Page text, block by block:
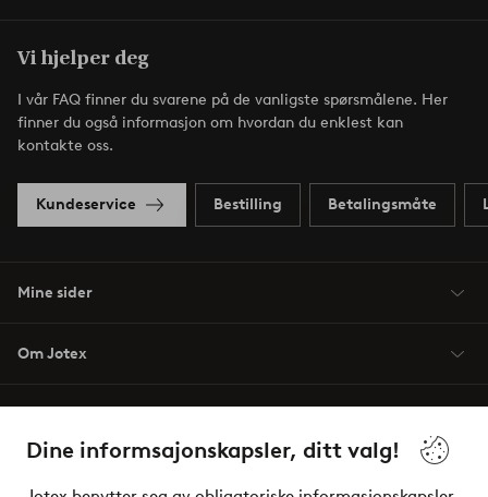
Dine informsajonskapsler, ditt valg!
Vi hjelper deg
I vår FAQ finner du svarene på de vanligste spørsmålene. Her
finner du også informasjon om hvordan du enklest kan
kontakte oss.
Kundeservice Bestilling Betalingsmåte
Mine sider
Om Jotex